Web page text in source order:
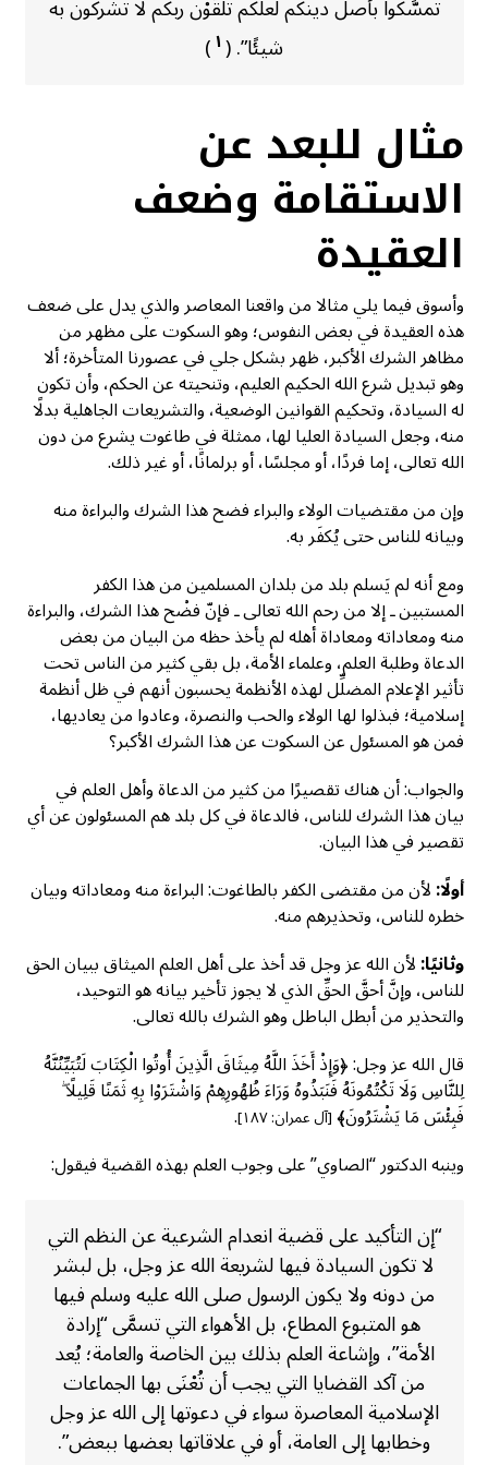
تمسَّكوا بأصل دينكم لعلكم تلقَوْن ربكم لا تشركون به
شيئًا”. (١)
مثال للبعد عن
الاستقامة وضعف
العقيدة
وأسوق فيما يلي مثالا من واقعنا المعاصر والذي يدل على ضعف
هذه العقيدة في بعض النفوس؛ وهو السكوت على مظهر من
مظاهر الشرك الأكبر، ظهر بشكل جلي في عصورنا المتأخرة؛ ألا
وهو تبديل شرع الله الحكيم العليم، وتنحيته عن الحكم، وأن تكون
له السيادة، وتحكيم القوانين الوضعية، والتشريعات الجاهلية بدلًا
منه، وجعل السيادة العليا لها، ممثلة في طاغوت يشرع من دون
الله تعالى، إما فردًا، أو مجلسًا، أو برلمانًا، أو غير ذلك.
وإن من مقتضيات الولاء والبراء فضح هذا الشرك والبراءة منه
وبيانه للناس حتى يُكفَر به.
ومع أنه لم يَسلم بلد من بلدان المسلمين من هذا الكفر
المستبين ـ إلا من رحم الله تعالى ـ فإنّ فضْح هذا الشرك، والبراءة
منه ومعاداته ومعاداة أهله لم يأخذ حظه من البيان من بعض
الدعاة وطلبة العلم، وعلماء الأمة، بل بقي كثير من الناس تحت
تأثير الإعلام المضلِّل لهذه الأنظمة يحسبون أنهم في ظل أنظمة
إسلامية؛ فبذلوا لها الولاء والحب والنصرة، وعادوا من يعاديها،
فمن هو المسئول عن السكوت عن هذا الشرك الأكبر؟
والجواب: أن هناك تقصيرًا من كثير من الدعاة وأهل العلم في
بيان هذا الشرك للناس، فالدعاة في كل بلد هم المسئولون عن أي
تقصير في هذا البيان.
أولًا:لأن من مقتضى الكفر بالطاغوت: البراءة منه ومعاداته وبيان
خطره للناس، وتحذيرهم منه.
وثانيًا:لأن الله عز وجل قد أخذ على أهل العلم الميثاق ببيان الحق
للناس، وإنَّ أحقَّ الحقِّ الذي لا يجوز تأخير بيانه هو التوحيد،
والتحذير من أبطل الباطل وهو الشرك بالله تعالى.
قال الله عز وجل: ﴿وَإِذْ أَخَذَ اللَّهُ مِيثَاقَ الَّذِينَ أُوتُوا الْكِتَابَ لَتُبَيِّنُنَّهُ
لِلنَّاسِ وَلَا تَكْتُمُونَهُ فَنَبَذُوهُ وَرَاءَ ظُهُورِهِمْ وَاشْتَرَوْا بِهِ ثَمَنًا قَلِيلًا ۖ
فَبِئْسَ مَا يَشْتَرُونَ﴾[آل عمران: ١٨٧]
.
وينبه الدكتور “الصاوي” على وجوب العلم بهذه القضية فيقول:
“إن التأكيد على قضية انعدام الشرعية عن النظم التي
لا تكون السيادة فيها لشريعة الله عز وجل، بل لبشر
من دونه ولا يكون الرسول صلى الله عليه وسلم فيها
هو المتبوع المطاع، بل الأهواء التي تسمَّى “إرادة
الأمة”، وإشاعة العلم بذلك بين الخاصة والعامة؛ يُعد
من آكد القضايا التي يجب أن تُعْنَى بها الجماعات
الإسلامية المعاصرة سواء في دعوتها إلى الله عز وجل
وخطابها إلى العامة، أو في علاقاتها بعضها ببعض”.